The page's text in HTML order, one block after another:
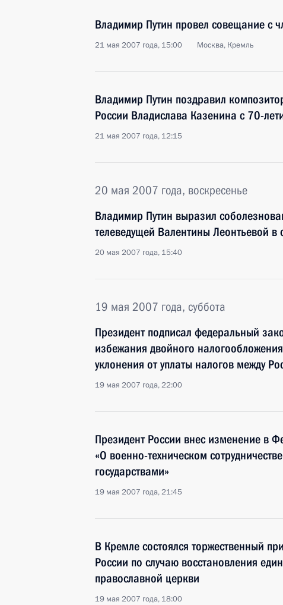
Владимир Путин провел совещание с
21 мая 2007 года, 15:00 Москва, Кремль
Владимир Путин поздравил
России Владислава Казенина с 70-
21 мая 2007 года, 12:15
20 мая 2007 года, воскресенье
Владимир Путин выразил
телеведущей Валентины Леонтьевой в
20 мая 2007 года, 15:40
19 мая 2007 года, суббота
Президент подписал федеральный
избежания двойного
уклонения от уплаты налогов между
19 мая 2007 года, 22:00
Президент России внес изменение в
«О военно-техническом
государствами»
19 мая 2007 года, 21:45
В Кремле состоялся торжественный
России по случаю восстановления
православной церкви
19 мая 2007 года, 18:00